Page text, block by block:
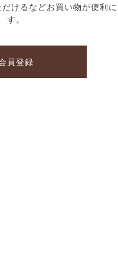
けるなどお買い物が便利に
す。
員登録